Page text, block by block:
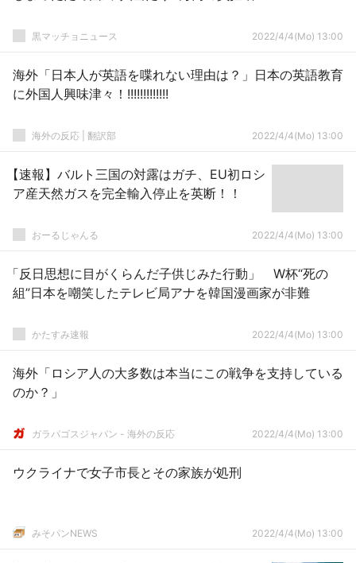
黒マッチョニュース 2022/4/4(Mo) 13:00
海外「日本人が英語を喋れない理由は？」日本の英語教育
に外国人興味津々！!!!!!!!!!!!!!
海外の反応 | 翻訳部 2022/4/4(Mo) 13:00
【速報】バルト三国の対露はガチ、EU初ロシ
ア産天然ガスを完全輸入停止を英断！！
おーるじゃんる 2022/4/4(Mo) 13:00
「反日思想に目がくらんだ子供じみた行動」 W杯“死の
組”日本を嘲笑したテレビ局アナを韓国漫画家が非難
かたすみ速報 2022/4/4(Mo) 13:00
海外「ロシア人の大多数は本当にこの戦争を支持している
のか？」
ガラパゴスジャパン - 海外の反応 2022/4/4(Mo) 13:00
ウクライナで女子市長とその家族が処刑
みそパンNEWS 2022/4/4(Mo) 13:00